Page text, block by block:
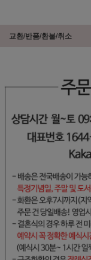
교환/반품/환불/취소